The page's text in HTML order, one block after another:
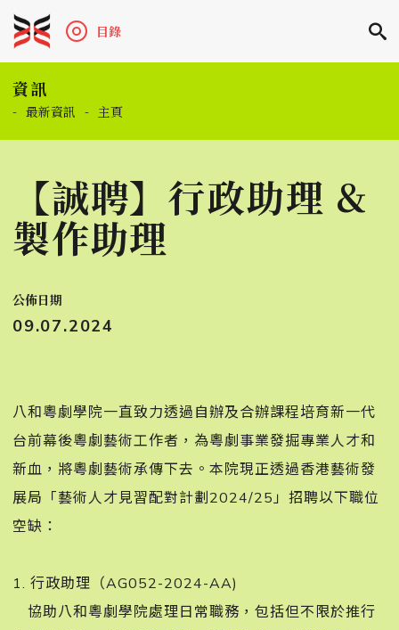
目錄
資訊
- 最新資訊 - 主頁
【誠聘】行政助理 &
製作助理
公佈日期
09.07.2024
八和粵劇學院一直致力透過自辦及合辦課程培育新一代
台前幕後粵劇藝術工作者，為粵劇事業發掘專業人才和
新血，將粵劇藝術承傳下去。本院現正透過香港藝術發
展局「藝術人才見習配對計劃2024/25」招聘以下職位
空缺：󠀠
1. 行政助理（AG052-2024-AA)
協助八和粵劇學院處理日常職務，包括但不限於推行